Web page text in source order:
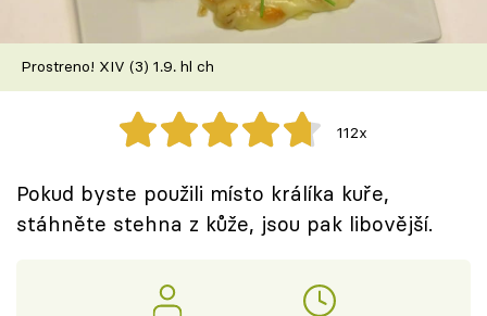
Speciál: Cuketa
Těhotnej kuchař
Sledujte prima+
Přihlášení
Prostreno! XIV (3) 1.9. hl ch
112x
Pokud byste použili místo králíka kuře,
stáhněte stehna z kůže, jsou pak libovější.